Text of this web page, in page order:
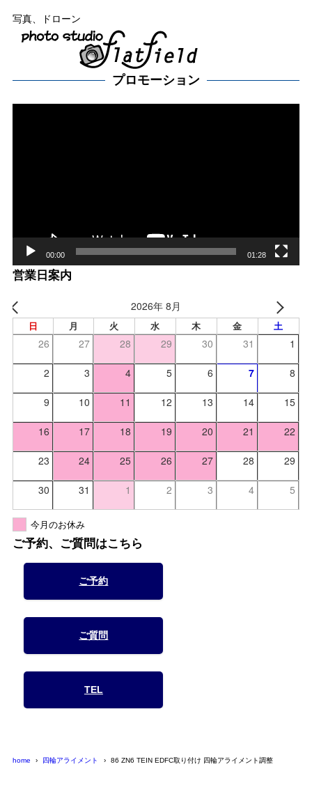
写真、ドローン
プロモーション
00:00 01:28
営業日案内
2026年 8月
日 月 火 水 木 金 土
26 27 28 29 30 31 1
2 3 4 5 6 7 8
9 10 11 12 13 14 15
16 17 18 19 20 21 22
23 24 25 26 27 28 29
30 31 1 2 3 4 5
今月のお休み
ご予約、ご質問はこちら
ご予約
ご質問
TEL
home 四輪アライメント 86 ZN6 TEIN EDFC取り付け 四輪アライメント調整